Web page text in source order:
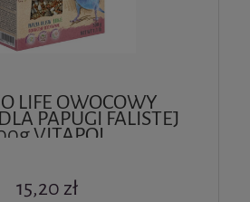
LIFE OWOCOWY
PAPUGI FALISTEJ
VITAPOL
15,20 zł